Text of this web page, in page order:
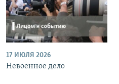
17 ИЮЛЯ 2026
Невоенное дело